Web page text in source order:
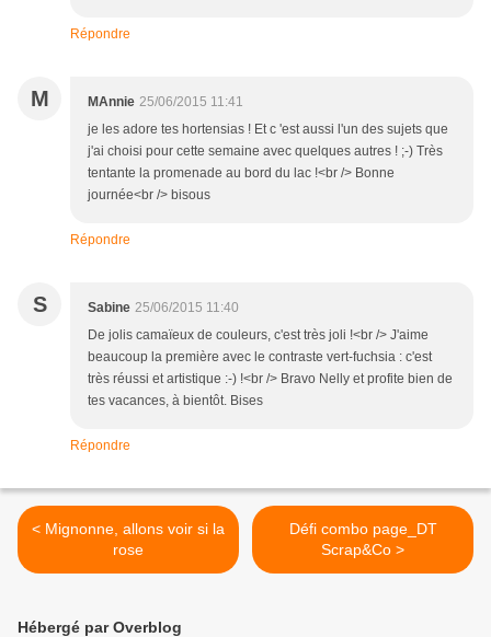
Répondre
M MAnnie 25/06/2015 11:41
je les adore tes hortensias ! Et c 'est aussi l'un des sujets que
j'ai choisi pour cette semaine avec quelques autres ! ;-) Très
tentante la promenade au bord du lac !<br /> Bonne
journée<br /> bisous
Répondre
S Sabine 25/06/2015 11:40
De jolis camaïeux de couleurs, c'est très joli !<br /> J'aime
beaucoup la première avec le contraste vert-fuchsia : c'est
très réussi et artistique :-) !<br /> Bravo Nelly et profite bien de
tes vacances, à bientôt. Bises
Répondre
< Mignonne, allons voir si la
rose
Défi combo page_DT
Scrap&Co >
Hébergé par Overblog